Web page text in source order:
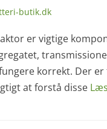
butik.dk
er vigtige
korrekt. Der
at forstå disse